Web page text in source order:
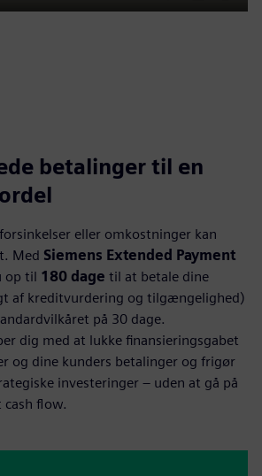
Mute Settings
PIP
Enter
betalinger til en
eller omkostninger kan
Med Siemens Extended Payment
op til 180 dage til at betale dine
af kreditvurdering og tilgængelighed)
på 30 dage.
dig med at lukke finansieringsgabet
og dine kunders betalinger og frigør
investeringer – uden at gå på
flow.